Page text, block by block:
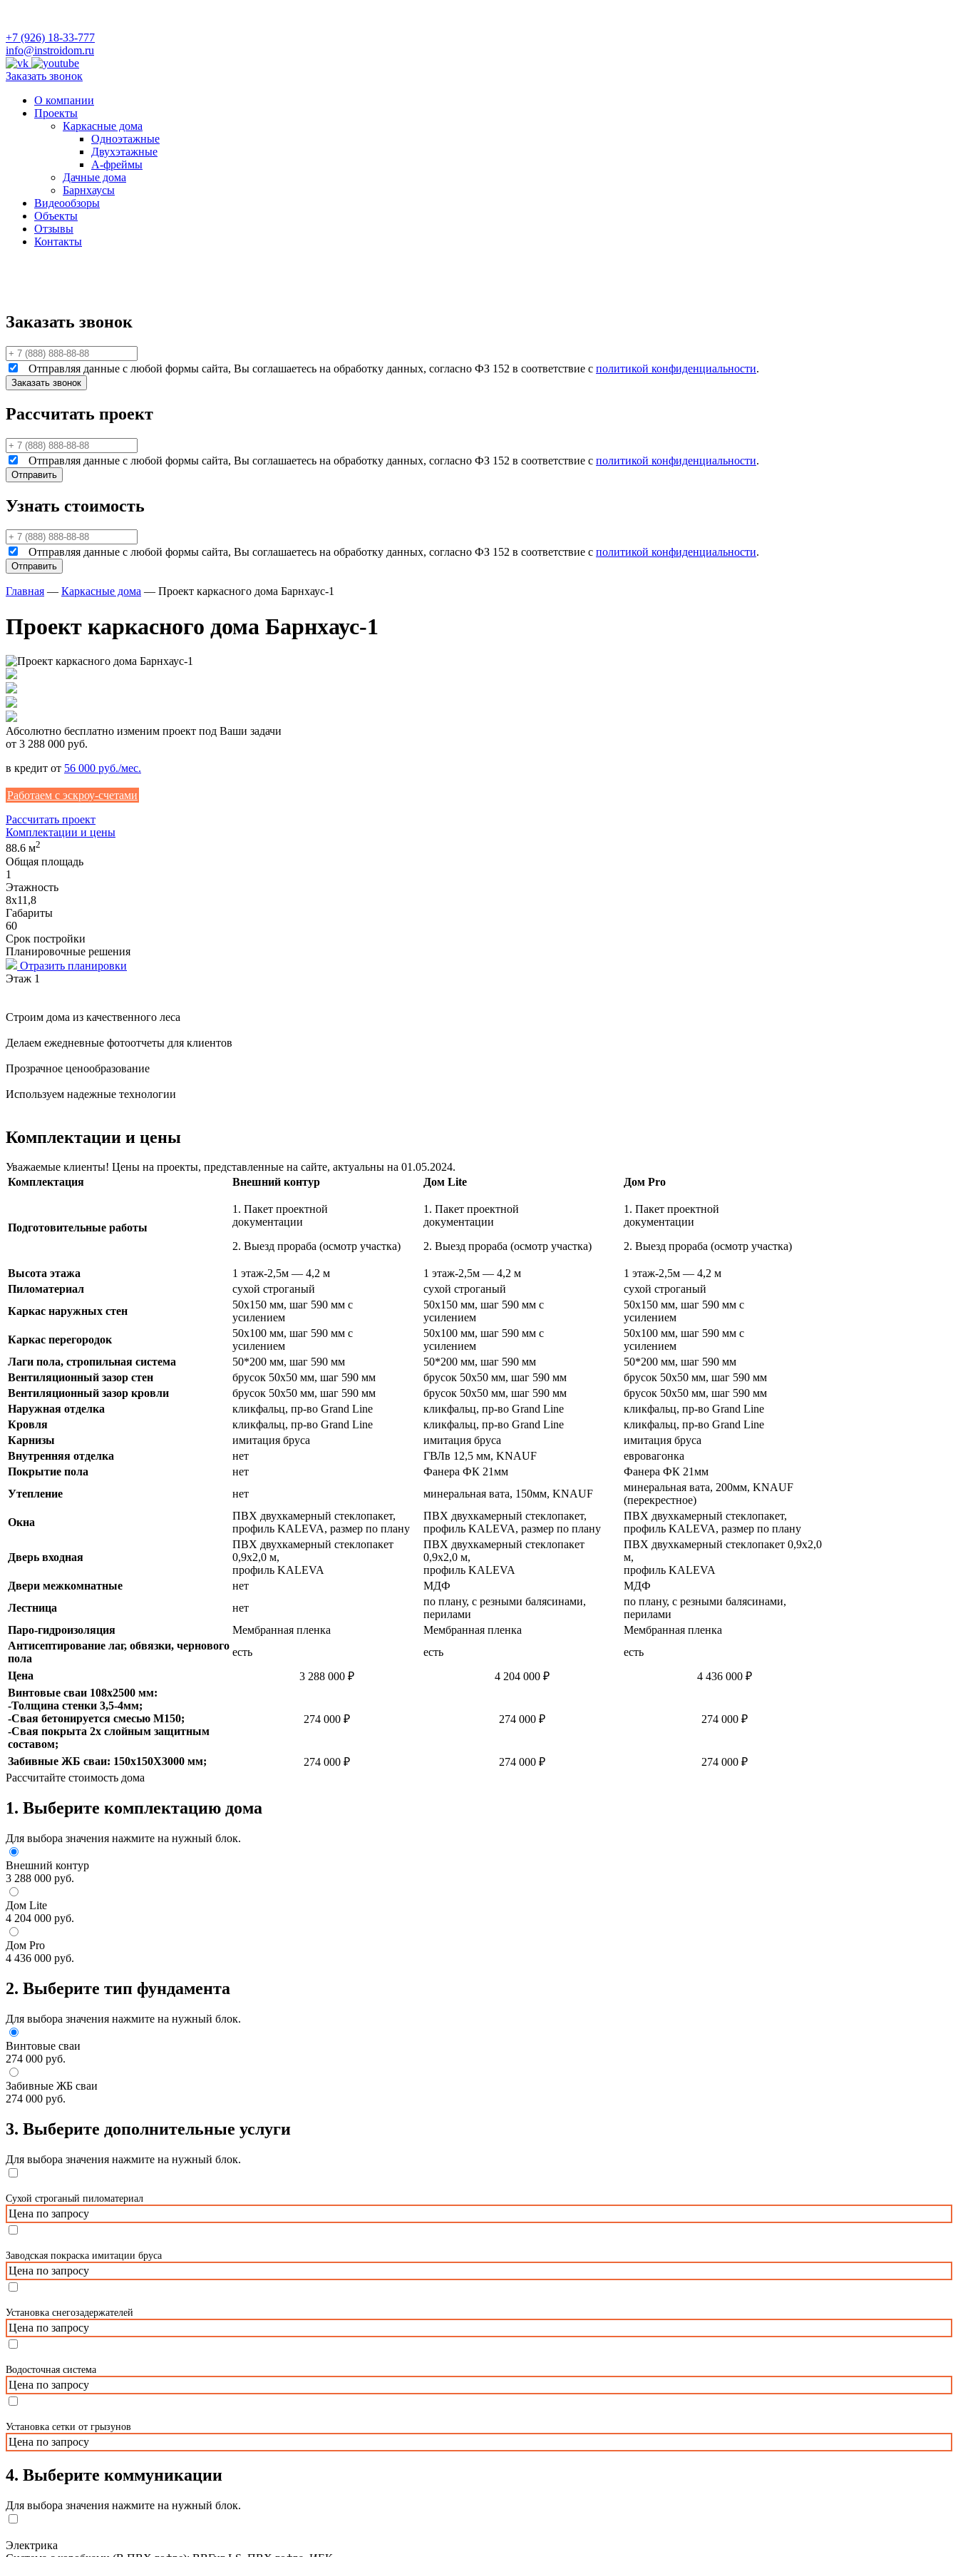
+7 (926) 18-33-777
info@instroidom.ru
Заказать звонок
О компании
Проекты
Каркасные дома
Одноэтажные
Двухэтажные
А-фреймы
Дачные дома
Барнхаусы
Видеообзоры
Объекты
Отзывы
Контакты
Заказать звонок
Отправляя данные с любой формы сайта, Вы соглашаетесь на обработку данных, согласно ФЗ 152 в соответствие с политикой конфиденциальности.
Рассчитать проект
Отправляя данные с любой формы сайта, Вы соглашаетесь на обработку данных, согласно ФЗ 152 в соответствие с политикой конфиденциальности.
Узнать стоимость
Отправляя данные с любой формы сайта, Вы соглашаетесь на обработку данных, согласно ФЗ 152 в соответствие с политикой конфиденциальности.
Главная — Каркасные дома — Проект каркасного дома Барнхаус-1
Проект каркасного дома Барнхаус-1
Абсолютно бесплатно изменим проект под Ваши задачи
от 3 288 000 руб.
в кредит от 56 000 руб./мес.
Работаем с эскроу-счетами
Рассчитать проект
Комплектации и цены
88.6 м2
Общая площадь
1
Этажность
8х11,8
Габариты
60
Срок постройки
Планировочные решения
Отразить планировки
Этаж 1
Строим дома из качественного леса
Делаем ежедневные фотоотчеты для клиентов
Прозрачное ценообразование
Используем надежные технологии
Комплектации и цены
Уважаемые клиенты! Цены на проекты, представленные на сайте, актуальны на 01.05.2024.
Комплектация
Внешний контур Дом Lite Дом Pro
Подготовительные работы
1. Пакет проектной
документации
2. Выезд прораба (осмотр участка)
1. Пакет проектной
документации
2. Выезд прораба (осмотр участка)
1. Пакет проектной
документации
2. Выезд прораба (осмотр участка)
Высота этажа 1 этаж-2,5м — 4,2 м 1 этаж-2,5м — 4,2 м
1 этаж-2,5м — 4,2 м
Пиломатериал
сухой строганый сухой строганый
сухой строганый
Каркас наружных стен
50х150 мм, шаг 590 мм с
усилением
50х150 мм, шаг 590 мм с
усилением
50х150 мм, шаг 590 мм с
усилением
Каркас перегородок
50х100 мм, шаг 590 мм с
усилением
50х100 мм, шаг 590 мм с
усилением
50х100 мм, шаг 590 мм с
усилением
Лаги пола, стропильная система
50*200 мм, шаг 590 мм 50*200 мм, шаг 590 мм
50*200 мм, шаг 590 мм
Вентиляционный зазор стен
брусок 50х50 мм, шаг 590 мм брусок 50х50 мм, шаг 590 мм
брусок 50х50 мм, шаг 590 мм
Вентиляционный зазор кровли
брусок 50х50 мм, шаг 590 мм брусок 50х50 мм, шаг 590 мм
брусок 50х50 мм, шаг 590 мм
Наружная отделка
кликфальц, пр-во Grand Line кликфальц, пр-во Grand Line
кликфальц, пр-во Grand Line
Кровля
кликфальц, пр-во Grand Line кликфальц, пр-во Grand Line
кликфальц, пр-во Grand Line
Карнизы
имитация бруса имитация бруса
имитация бруса
Внутренняя отделка
нет ГВЛв 12,5 мм, KNAUF
евровагонка
Покрытие пола
нет Фанера ФК 21мм
Фанера ФК 21мм
Утепление
нет минеральная вата, 150мм, KNAUF
минеральная вата, 200мм, KNAUF
(перекрестное)
Окна
ПВХ двухкамерный стеклопакет,
профиль KALEVA, размер по плану
ПВХ двухкамерный стеклопакет,
профиль KALEVA, размер по плану
ПВХ двухкамерный стеклопакет,
профиль KALEVA, размер по плану
Дверь входная
ПВХ двухкамерный стеклопакет
0,9х2,0 м,
профиль KALEVA
ПВХ двухкамерный стеклопакет
0,9х2,0 м,
профиль KALEVA
ПВХ двухкамерный стеклопакет 0,9х2,0
м,
профиль KALEVA
Двери межкомнатные
нет МДФ
МДФ
Лестница
нет
по плану, с резными балясинами,
перилами
по плану, с резными балясинами,
перилами
Паро-гидроизоляция
Мембранная пленка Мембранная пленка
Мембранная пленка
Антисептирование лаг, обвязки, чернового
пола
есть есть
есть
Цена
3 288 000 ₽ 4 204 000 ₽
4 436 000 ₽
Винтовые сваи 108х2500 мм:
-Толщина стенки 3,5-4мм;
-Свая бетонируется смесью М150;
-Свая покрыта 2х слойным защитным
составом;
274 000 ₽ 274 000 ₽ 274 000 ₽
Забивные ЖБ сваи: 150х150Х3000 мм; 274 000 ₽ 274 000 ₽
274 000 ₽
Рассчитайте стоимость дома
1. Выберите комплектацию дома
Для выбора значения нажмите на нужный блок.
Внешний контур
3 288 000 руб.
Дом Lite
4 204 000 руб.
Дом Pro
4 436 000 руб.
2. Выберите тип фундамента
Для выбора значения нажмите на нужный блок.
Винтовые сваи
274 000 руб.
Забивные ЖБ сваи
274 000 руб.
3. Выберите дополнительные услуги
Для выбора значения нажмите на нужный блок.
Сухой строганый пиломатериал
Цена по запросу
Заводская покраска имитации бруса
Цена по запросу
Установка снегозадержателей
Цена по запросу
Водосточная система
Цена по запросу
Установка сетки от грызунов
Цена по запросу
4. Выберите коммуникации
Для выбора значения нажмите на нужный блок.
Электрика